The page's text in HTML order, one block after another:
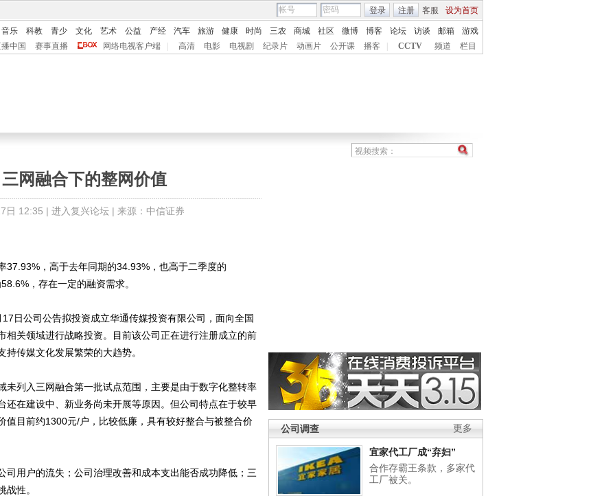
客服 设为首页
登录 注册
音乐 科教 青少 文化 艺术 公益 产经 汽车 旅游 健康 时尚 三农 商城 社区 微博 博客 论坛 访谈 邮箱
游戏
中国
赛事直播 网络电视客户端 高清 电影 电视剧 纪录片 动画片 公开课 播客 CCTV 频道 栏目
网融合下的整网价值
日 12:35 | 进入复兴论坛| 来源：中信证券
更多
公司调查
宜家代工厂成“弃妇”
合作存霸王条款，多家代
工厂被关。
，高于去年同期的34.93%，也高于二季度的
，存在一定的融资需求。
公司公告拟投资成立华通传媒投资有限公司，面向全国
相关领域进行战略投资。目前该公司正在进行注册成立的前
传媒文化发展繁荣的大趋势。
入三网融合第一批试点范围，主要是由于数字化整转率
还在建设中、新业务尚未开展等原因。但公司特点在于较早
值目前约1300元/户，比较低廉，具有较好整合与被整合价
户的流失；公司治理改善和成本支出能否成功降低；三
性。